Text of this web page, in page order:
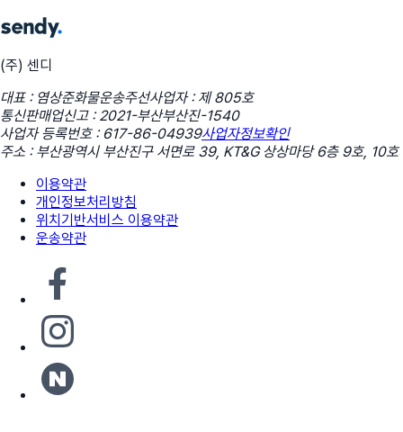
(주) 센디
대표 : 염상준화물운송주선사업자 : 제 805호
통신판매업신고 : 2021-부산부산진-1540
사업자 등록번호 : 617-86-04939사업자정보확인
주소 : 부산광역시 부산진구 서면로 39, KT&G 상상마당 6층 9호, 10호
이용약관
개인정보처리방침
위치기반서비스 이용약관
운송약관